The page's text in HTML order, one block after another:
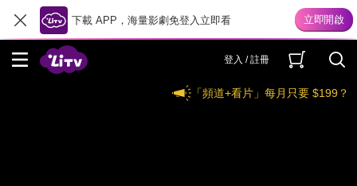
下載 APP，海量影劇免登入立即看
登入 / 註冊
「頻道+看片」每月只要 $199？